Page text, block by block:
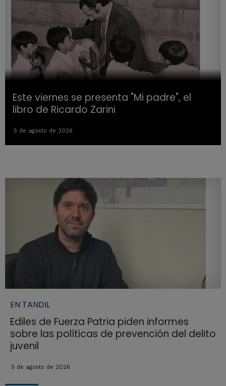
Este viernes se presenta "Mi padre", el
libro de Ricardo Zarini
5 de agosto de 2026
EN TANDIL
Ediles de Fuerza Patria piden informes
sobre las políticas de prevención del delito
juvenil
5 de agosto de 2026